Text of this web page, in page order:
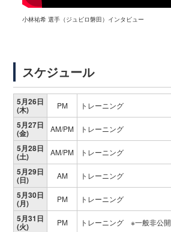
小林祐希 選手（ジュビロ磐田）インタビュー
スケジュール
5月26日
(木) PM トレーニング
5月27日
(金) AM/PM トレーニング
5月28日
(土) AM/PM トレーニング
5月29日
(日) AM トレーニング
5月30日
(月) PM トレーニング
5月31日
(火) PM トレーニング ※一般非公開